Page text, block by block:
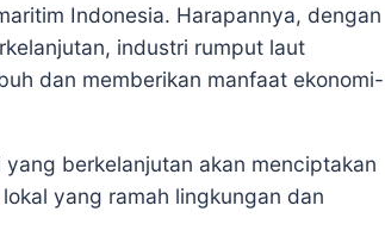
Indonesia. Harapannya, dengan
industri rumput laut
dan memberikan manfaat ekonomi-
berkelanjutan akan menciptakan
yang ramah lingkungan dan